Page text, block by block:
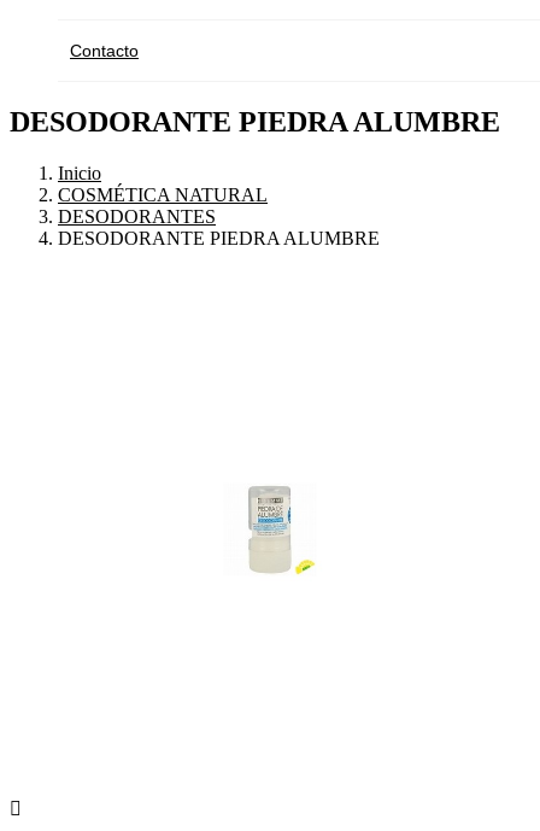
Contacto
DESODORANTE PIEDRA ALUMBRE
Inicio
COSMÉTICA NATURAL
DESODORANTES
DESODORANTE PIEDRA ALUMBRE
